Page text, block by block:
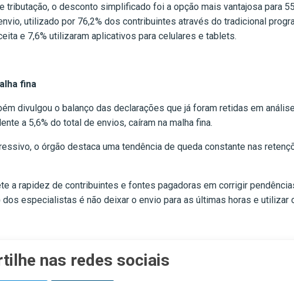
tributação, o desconto simplificado foi a opção mais vantajosa para
utilizado por 76,2% dos contribuintes através do tradicional
e 7,6% utilizaram aplicativos para celulares e tablets.
fina
divulgou o balanço das declarações que já foram retidas em
a 5,6% do total de envios, caíram na malha fina.
o órgão destaca uma tendência de queda constante nas
a rapidez de contribuintes e fontes pagadoras em corrigir
dos especialistas é não deixar o envio para as últimas horas e
nas redes sociais